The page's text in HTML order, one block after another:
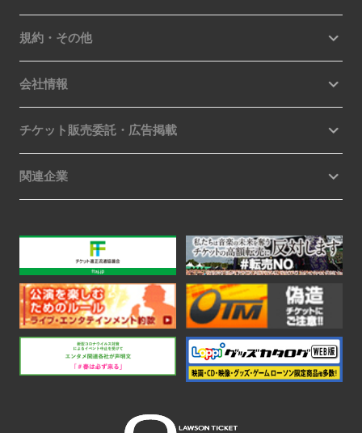
規約・その他
会社情報
チケット販売委託・広告掲載
関連企業